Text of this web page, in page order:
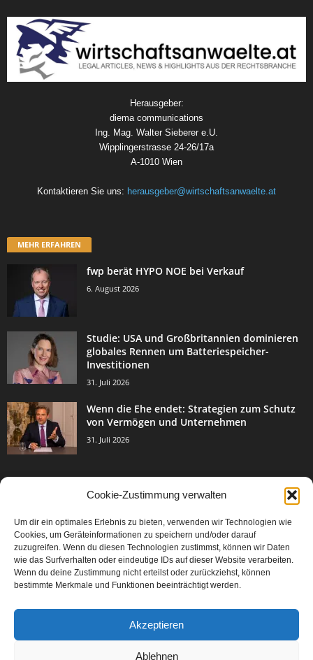
Cookie-Zustimmung verwalten
Um dir ein optimales Erlebnis zu bieten, verwenden wir Technologien wie
Cookies, um Geräteinformationen zu speichern und/oder darauf
zuzugreifen. Wenn du diesen Technologien zustimmst, können wir Daten
wie das Surfverhalten oder eindeutige IDs auf dieser Website verarbeiten.
Wenn du deine Zustimmung nicht erteilst oder zurückziehst, können
bestimmte Merkmale und Funktionen beeinträchtigt werden.
Akzeptieren
Ablehnen
Herausgeber:
diema communications
Ing. Mag. Walter Sieberer e.U.
Wipplingerstrasse 24-26/17a
A-1010 Wien
Kontaktieren Sie uns: herausgeber@wirtschaftsanwaelte.at
MEHR ERFAHREN
fwp berät HYPO NOE bei Verkauf
6. August 2026
Studie: USA und Großbritannien dominieren
globales Rennen um Batteriespeicher-
Investitionen
31. Juli 2026
Wenn die Ehe endet: Strategien zum Schutz
von Vermögen und Unternehmen
31. Juli 2026
Events & Success 3003
Breaking News 2067
Aktuelles
Featured Article
Karriere 567